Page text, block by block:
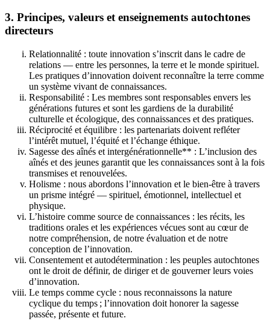
3. Principes, valeurs et enseignements autochtones
directeurs
Relationnalité : toute innovation s’inscrit dans le cadre de
relations — entre les personnes, la terre et le monde spirituel.
Les pratiques d’innovation doivent reconnaître la terre comme
un système vivant de connaissances.
Responsabilité : Les membres sont responsables envers les
générations futures et sont les gardiens de la durabilité
culturelle et écologique, des connaissances et des pratiques.
Réciprocité et équilibre : les partenariats doivent refléter
l’intérêt mutuel, l’équité et l’échange éthique.
Sagesse des aînés et intergénérationnelle** : L’inclusion des
aînés et des jeunes garantit que les connaissances sont à la fois
transmises et renouvelées.
Holisme : nous abordons l’innovation et le bien-être à travers
un prisme intégré — spirituel, émotionnel, intellectuel et
physique.
L’histoire comme source de connaissances : les récits, les
traditions orales et les expériences vécues sont au cœur de
notre compréhension, de notre évaluation et de notre
conception de l’innovation.
Consentement et autodétermination : les peuples autochtones
ont le droit de définir, de diriger et de gouverner leurs voies
d’innovation.
Le temps comme cycle : nous reconnaissons la nature
cyclique du temps ; l’innovation doit honorer la sagesse
passée, présente et future.